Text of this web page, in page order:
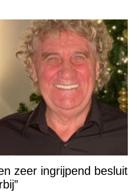
zeer ingrijpend besluit